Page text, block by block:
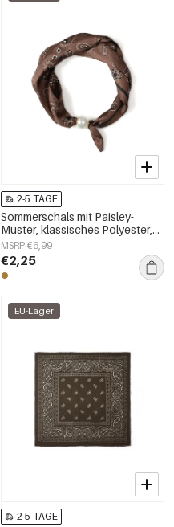
2-5 TAGE
Sommerschals mit Paisley-
Muster, klassisches Polyester,
Alltagsaccessoires
MSRP €6,99
€2,25
EU-Lager
2-5 TAGE